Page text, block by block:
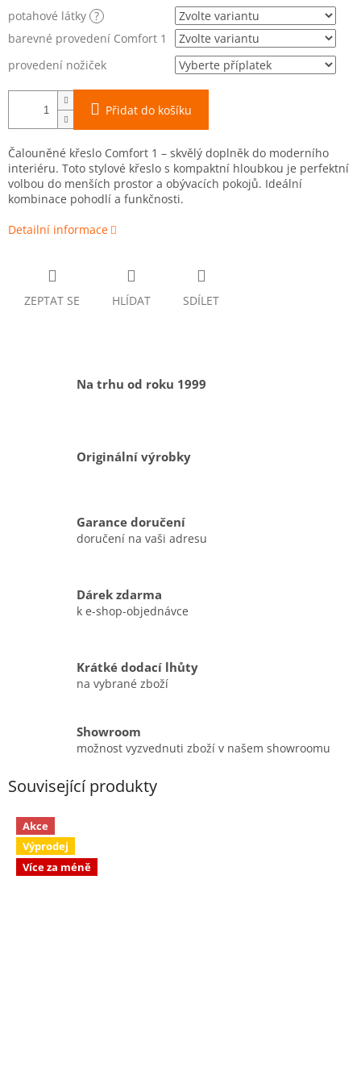
potahové látky ?
barevné provedení Comfort 1
provedení nožiček
Přidat do košíku
Čalouněné křeslo Comfort 1 – skvělý doplněk do moderního
interiéru. Toto stylové křeslo s kompaktní hloubkou je perfektní
volbou do menších prostor a obývacích pokojů. Ideální
kombinace pohodlí a funkčnosti.
Detailní informace
ZEPTAT SE HLÍDAT SDÍLET
Na trhu od roku 1999
Originální výrobky
Garance doručení
doručení na vaši adresu
Dárek zdarma
k e-shop-objednávce
Krátké dodací lhůty
na vybrané zboží
Showroom
možnost vyzvednuti zboží v našem showroomu
Související produkty
Akce
Výprodej
Více za méně